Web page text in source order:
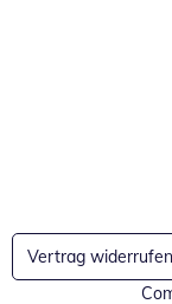
Vertrag widerrufen